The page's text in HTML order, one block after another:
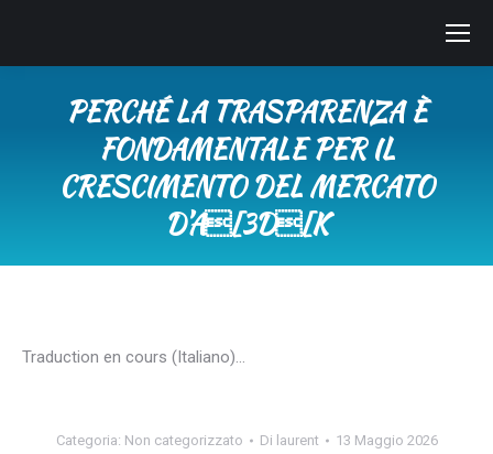
PERCHÉ LA TRASPARENZA È
FONDAMENTALE PER IL
CRESCIMENTO DEL MERCATO
D’A[3D[K
Traduction en cours (Italiano)…
Categoria: Non categorizzato Di laurent 13 Maggio 2026